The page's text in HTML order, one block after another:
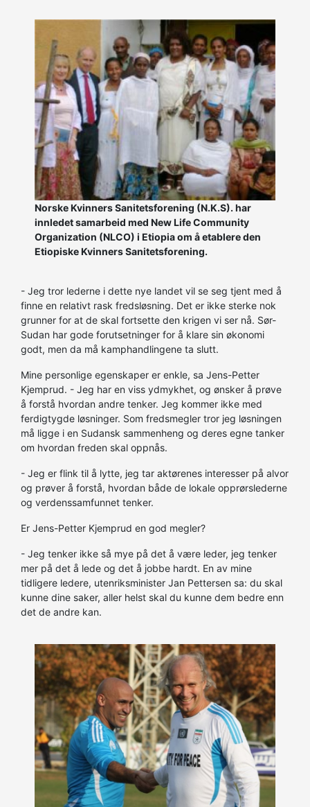
Norske Kvinners Sanitetsforening (N.K.S). har
innledet samarbeid med New Life Community
Organization (NLCO) i Etiopia om å etablere den
Etiopiske Kvinners Sanitetsforening.
- Jeg tror lederne i dette nye landet vil se seg tjent med å
finne en relativt rask fredsløsning. Det er ikke sterke nok
grunner for at de skal fortsette den krigen vi ser nå. Sør-
Sudan har gode forutsetninger for å klare sin økonomi
godt, men da må kamphandlingene ta slutt.
Mine personlige egenskaper er enkle, sa Jens-Petter
Kjemprud. - Jeg har en viss ydmykhet, og ønsker å prøve
å forstå hvordan andre tenker. Jeg kommer ikke med
ferdigtygde løsninger. Som fredsmegler tror jeg løsningen
må ligge i en Sudansk sammenheng og deres egne tanker
om hvordan freden skal oppnås.
- Jeg er flink til å lytte, jeg tar aktørenes interesser på alvor
og prøver å forstå, hvordan både de lokale opprørslederne
og verdenssamfunnet tenker.
Er Jens-Petter Kjemprud en god megler?
- Jeg tenker ikke så mye på det å være leder, jeg tenker
mer på det å lede og det å jobbe hardt. En av mine
tidligere ledere, utenriksminister Jan Pettersen sa: du skal
kunne dine saker, aller helst skal du kunne dem bedre enn
det de andre kan.